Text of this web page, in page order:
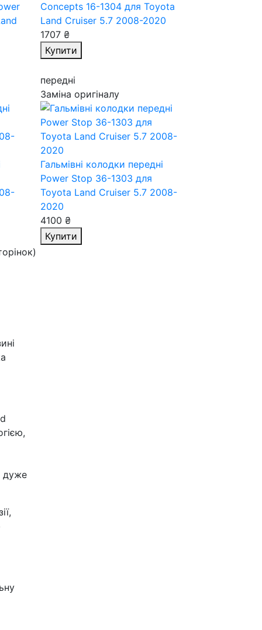
Concepts 16-1304 для Toyota
Land Cruiser 5.7 2008-2020
1707 ₴
Купити
передні
Заміна оригіналу
Гальмівні колодки передні
Power Stop 36-1303 для
Toyota Land Cruiser 5.7 2008-
2020
4100 ₴
Купити
дуже